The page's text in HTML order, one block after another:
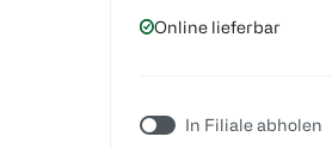
Online lieferbar
In Filiale abholen